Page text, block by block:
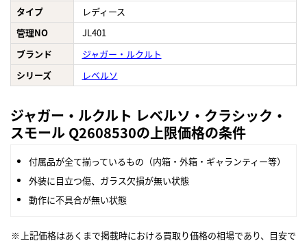
タイプ
レディース
管理NO
JL401
ブランド
ジャガー・ルクルト
シリーズ
レベルソ
ジャガー・ルクルト レベルソ・クラシック・
スモール Q2608530の上限価格の条件
付属品が全て揃っているもの（内箱・外箱・ギャランティー等）
外装に目立つ傷、ガラス欠損が無い状態
動作に不具合が無い状態
上記価格はあくまで掲載時における買取り価格の相場であり、目安で